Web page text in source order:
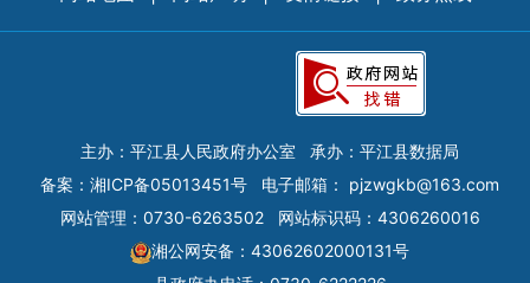
主办：平江县人民政府办公室
承办：平江县数据局
备案： 湘ICP备05013451号 电子邮箱： pjzwgkb@163.com
网站管理：0730-6263502
网站标识码：4306260016
湘公网安备：43062602000131号